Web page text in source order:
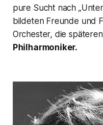
pure Sucht nach
bildeten Freunde und
Orchester, die späteren
Philharmoniker.